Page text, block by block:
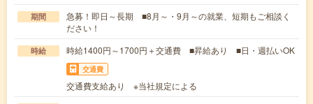
期間
急募！即日～長期 ■8月～・9月～の就業、短期もご相談く
ださい！
時給 時給1400円～1700円＋交通費 ■昇給あり ■日・週払いOK
交通費
交通費支給あり ※当社規定による